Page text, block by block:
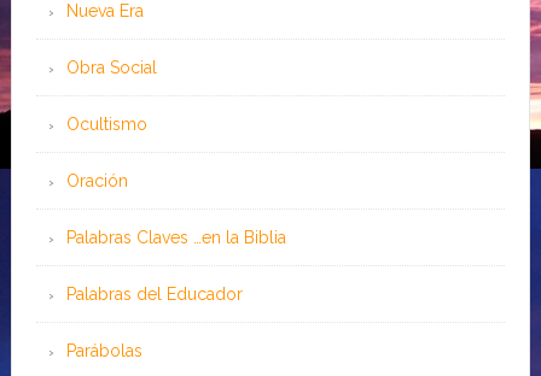
Nueva Era
Obra Social
Ocultismo
Oración
Palabras Claves …en la Biblia
Palabras del Educador
Parábolas